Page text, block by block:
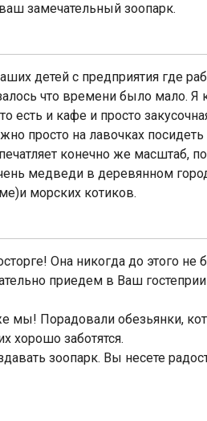
замечательный зоопарк.
детей с предприятия где
что времени было мало. Я
есть и кафе и просто
просто на лавочках
конечно же масштаб,
медведи в деревянном
морских котиков.
Она никогда до этого не
приедем в Ваш
мы! Порадовали обезьянки,
хорошо заботятся.
зоопарк. Вы несете